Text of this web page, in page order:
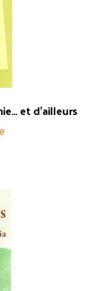
et d’ailleurs